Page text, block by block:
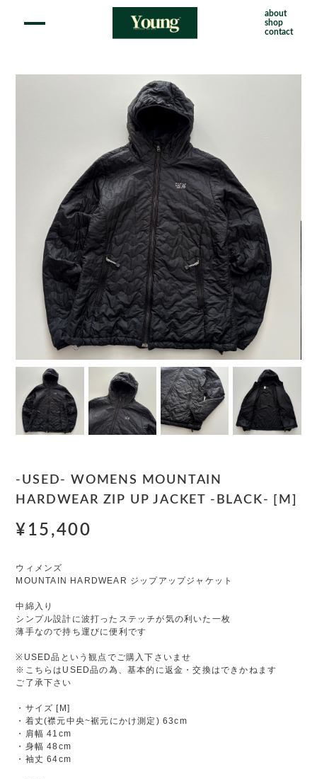
about
shop
contact
-USED- WOMENS MOUNTAIN
HARDWEAR ZIP UP JACKET -BLACK- [M]
¥15,400
ウィメンズ
MOUNTAIN HARDWEAR ジップアップジャケット
中綿入り
シンプル設計に波打ったステッチが気の利いた一枚
薄手なので持ち運びに便利です
※USED品という観点でご購入下さいませ
※こちらはUSED品の為、基本的に返金・交換はできかねます
ご了承下さい
・サイズ [M]
・着丈(襟元中央~裾元にかけ測定) 63cm
・肩幅 41cm
・身幅 48cm
・袖丈 64cm